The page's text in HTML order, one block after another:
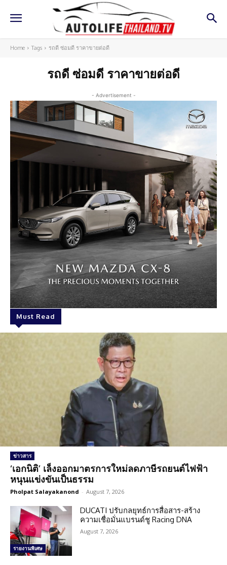
Home Tags รถดี ซ่อมดี ราคาขายต่อดี
รถดี ซ่อมดี ราคาขายต่อดี
- Advertisement -
Must Read
ข่าวสาร
‘เอกนิติ’ เล็งออกมาตรการใหม่ลดภาษีรถยนต์ไฟฟ้า
หนุนแข่งขันเป็นธรรม
Pholpat Salayakanond - August 7, 2026
รายงานพิเศษ
DUCATI ปรับกลยุทธ์การสื่อสาร-สร้าง
ความเชื่อมั่นแบรนด์ชู Racing DNA
August 7, 2026